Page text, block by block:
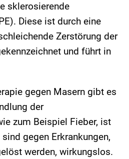
sklerosierende
Diese ist durch eine
Zerstörung der
und führt in
gegen Masern gibt es
der
zum Beispiel Fieber, ist
gegen Erkrankungen,
werden, wirkungslos.